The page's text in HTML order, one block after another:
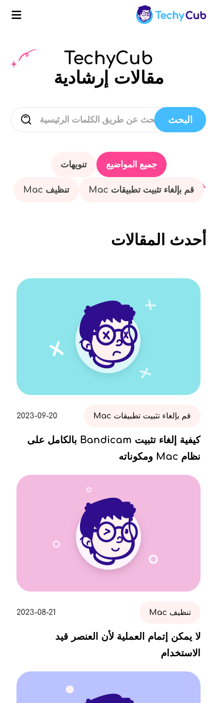
TechyCub
مقالات إرشادية
البحث
جميع المواضيع تنويهات
قم بإلغاء تثبيت تطبيقات Mac تنظيف Mac
أحدث المقالات
قم بإلغاء تثبيت تطبيقات Mac 2023-09-20
كيفية إلغاء تثبيت Bandicam بالكامل على
نظام Mac ومكوناته
تنظيف Mac 2023-08-21
لا يمكن إتمام العملية لأن العنصر قيد
الاستخدام